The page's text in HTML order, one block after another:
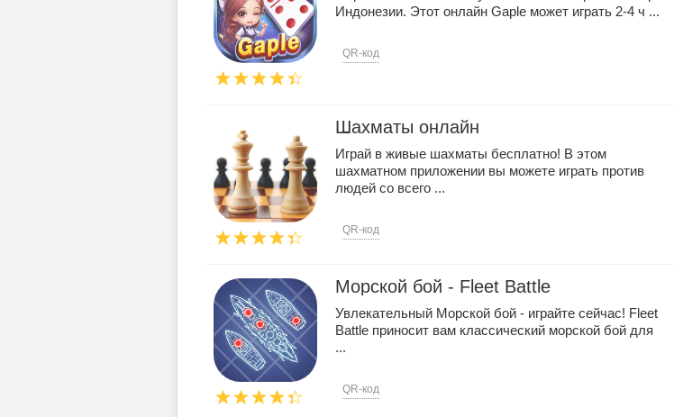
Индонезии. Этот онлайн Gaple может играть 2-4 ч ...
QR-код
Шахматы онлайн
Играй в живые шахматы бесплатно! В этом
шахматном приложении вы можете играть против
людей со всего ...
QR-код
Морской бой - Fleet Battle
Увлекательный Морской бой - играйте сейчас! Fleet
Battle приносит вам классический морской бой для
...
QR-код